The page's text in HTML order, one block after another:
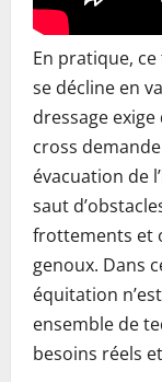
En pratique,
se décline en
dressage
cross
évacuation de
saut
frottements et
genoux. Dans
équitation
ensemble de
besoins réels